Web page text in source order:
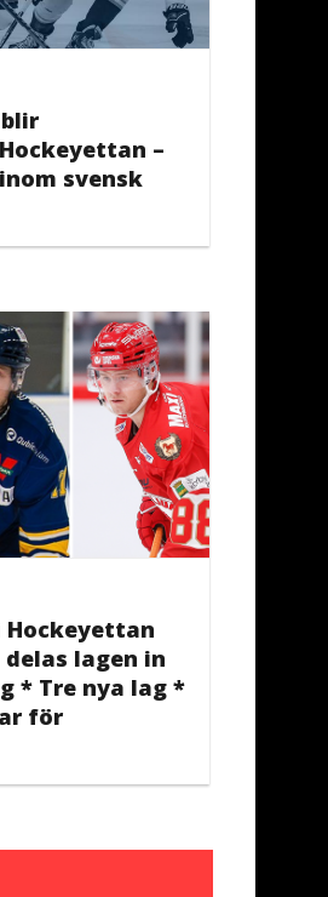
–
svensk
Hockeyettan
delas lagen in
* Tre nya lag *
för